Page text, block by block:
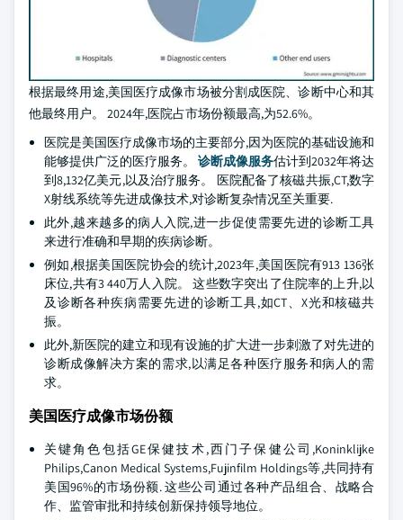
根据最终用途,美国医疗成像市场被分割成医院、诊断中心和其
他最终用户。 2024年,医院占市场份额最高,为52.6%。
医院是美国医疗成像市场的主要部分,因为医院的基础设施和
能够提供广泛的医疗服务。 诊断成像服务估计到2032年将达
到8,132亿美元,以及治疗服务。 医院配备了核磁共振,CT,数字
X射线系统等先进成像技术,对诊断复杂情况至关重要.
此外,越来越多的病人入院,进一步促使需要先进的诊断工具
来进行准确和早期的疾病诊断。
例如,根据美国医院协会的统计,2023年,美国医院有913 136张
床位,共有3 440万人入院。 这些数字突出了住院率的上升,以
及诊断各种疾病需要先进的诊断工具,如CT、X光和核磁共
振。
此外,新医院的建立和现有设施的扩大进一步刺激了对先进的
诊断成像解决方案的需求,以满足各种医疗服务和病人的需
求。
美国医疗成像市场份额
关键角色包括GE保健技术,西门子保健公司,Koninklijke
Philips,Canon Medical Systems,Fujinfilm Holdings等,共同持有
美国96%的市场份额. 这些公司通过各种产品组合、战略合
作、监管审批和持续创新保持领导地位。